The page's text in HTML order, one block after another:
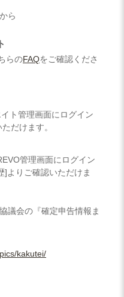
ら
らのFAQをご確認くださ
ト管理画面にログイン
だけます。
管理画面にログイン
]よりご確認いただけま
議会の『確定申告情報ま
kakutei/